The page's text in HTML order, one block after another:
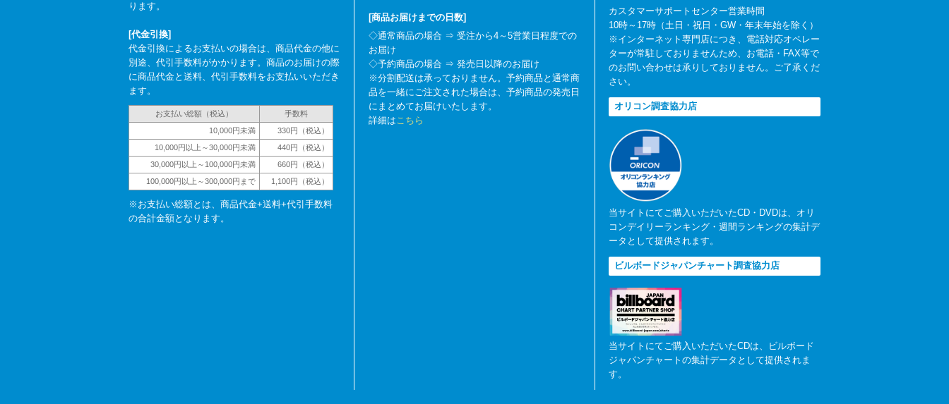
ります。
[代金引換]
代金引換によるお支払いの場合は、商品代金の他に
別途、代引手数料がかかります。商品のお届けの際
に商品代金と送料、代引手数料をお支払いいただき
ます。
お支払い総額（税込）
手数料
10,000円未満
330円（税込）
10,000円以上～30,000円未満
440円（税込）
30,000円以上～100,000円未満
660円（税込）
100,000円以上～300,000円まで
1,100円（税込）
※お支払い総額とは、商品代金+送料+代引手数料
の合計金額となります。
[商品お届けまでの日数]
◇通常商品の場合 ⇒ 受注から4～5営業日程度での
お届け
◇予約商品の場合 ⇒ 発売日以降のお届け
※分割配送は承っておりません。予約商品と通常商
品を一緒にご注文された場合は、予約商品の発売日
にまとめてお届けいたします。
詳細はこちら
カスタマーサポートセンター営業時間
10時～17時（土日・祝日・GW・年末年始を除く）
※インターネット専門店につき、電話対応オペレー
ターが常駐しておりませんため、お電話・FAX等で
のお問い合わせは承りしておりません。ご了承くだ
さい。
オリコン調査協力店
当サイトにてご購入いただいたCD・DVDは、オリ
コンデイリーランキング・週間ランキングの集計デ
ータとして提供されます。
ビルボードジャパンチャート調査協力店
当サイトにてご購入いただいたCDは、ビルボード
ジャパンチャートの集計データとして提供されま
す。